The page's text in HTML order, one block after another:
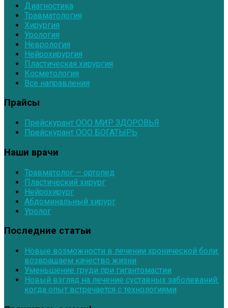
Диагностика
Травматология
Хирургия
Урология
Неврология
Нейрохирургия
Пластическая хирургия
Косметология
Все направления
Прайсы
Прейскурант ООО МИР ЗДОРОВЬЯ
Прейскурант ООО БОГАТЫРЬ
Наши врачи
Травматолог — ортопед
Пластический хирург
Нейрохирург
Абдоминальный хирург
Уролог
Последние статьи
Новые возможности в лечении хронической боли:
возвращаем качество жизни
Уменьшение груди при гигантомастии
Новый взгляд на лечение суставных заболеваний:
когда опыт встречается с технологиями